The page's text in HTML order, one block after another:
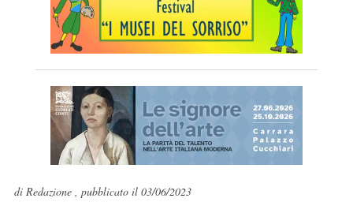
di Redazione , pubblicato il 03/06/2023